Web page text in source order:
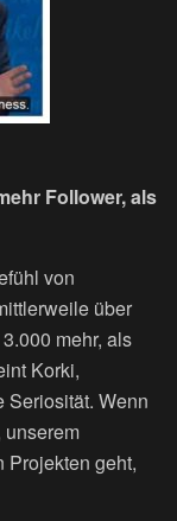
Follower, als
von
über
mehr, als
Korki,
Seriosität. Wenn
unserem
Projekten geht,